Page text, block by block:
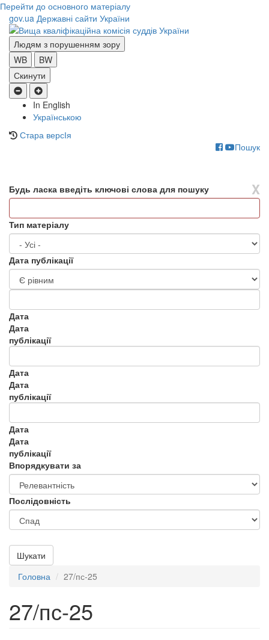
Перейти до основного матеріалу
gov.ua Державні сайти України
Людям з порушенням зору
WB
BW
Скинути
In English
Українською
Стара версІя
Пошук
X
Будь ласка введіть ключові слова для пошуку
Тип матеріалу
Дата публікації
Дата
Дата
публікації
Дата
Дата
публікації
Дата
Дата
публікації
Впорядкувати за
Послідовність
Шукати
Головна
27/пс-25
27/пс-25